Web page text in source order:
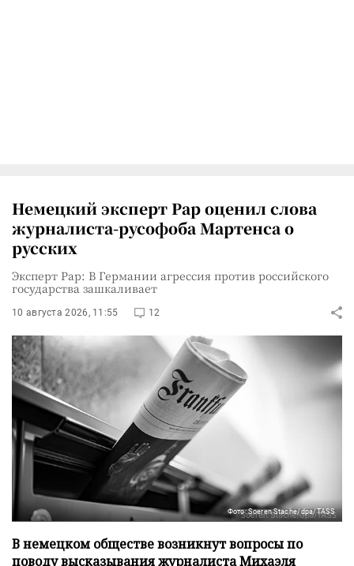
Немецкий эксперт Рар оценил слова
журналиста-русофоба Мартенса о
русских
Эксперт Рар: В Германии агрессия против российского
государства зашкаливает
10 августа 2026, 11:55 12
Фото: Soeren Stache/dpa/TASS
В немецком обществе возникнут вопросы по
поводу высказывания журналиста Михаэля